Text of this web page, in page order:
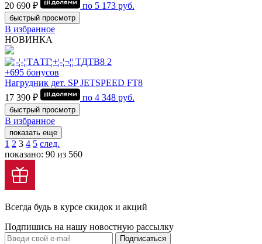
20 690 ₽
по 5 173 руб.
быстрый просмотр
В избранное
НОВИНКА
+695 бонусов
Нагрудник дет. SP JETSPEED FT8
17 390 ₽
по 4 348 руб.
быстрый просмотр
В избранное
показать еще
1 2 3 4 5 след.
показано: 90 из 560
Всегда будь в курсе скидок и акций
Подпишись на нашу новостную рассылку
Подписаться